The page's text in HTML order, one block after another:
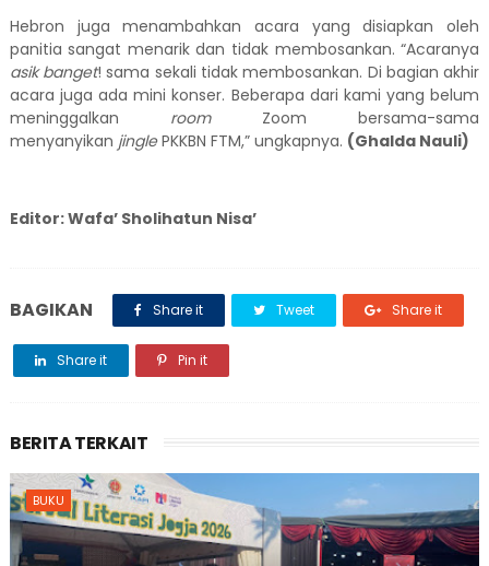
Hebron juga menambahkan acara yang disiapkan oleh
panitia sangat menarik dan tidak membosankan. “Acaranya
asik banget! sama sekali tidakmembosankan. Di bagian akhir
acarajugaada mini konser. Beberapa dari kami yang belum
meninggalkan room Zoombersama-sama
menyanyikan jinglePKKBN FTM,” ungkapnya. (Ghalda Nauli)
Editor: Wafa’ Sholihatun Nisa’
BAGIKAN Share it Tweet Share it
Share it Pin it
BERITA TERKAIT
BUKU